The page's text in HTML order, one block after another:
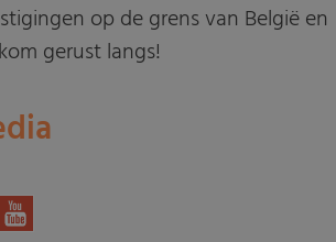
op de grens van België en
gerust langs!